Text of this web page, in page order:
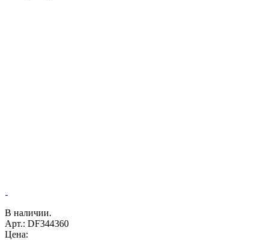
В наличии.
Арт.: DF344360
Цена: